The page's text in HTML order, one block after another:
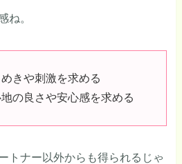
ね。
きや刺激を求める
の良さや安心感を求める
トナー以外からも得られるじゃ